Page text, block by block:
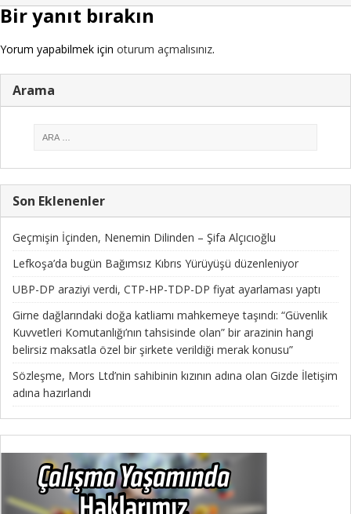
Bir yanıt bırakın
Yorum yapabilmek için oturum açmalısınız.
Arama
Son Eklenenler
Geçmişin İçinden, Nenemin Dilinden – Şifa Alçıcıoğlu
Lefkoşa’da bugün Bağımsız Kıbrıs Yürüyüşü düzenleniyor
UBP-DP araziyi verdi, CTP-HP-TDP-DP fiyat ayarlaması yaptı
Girne dağlarındaki doğa katliamı mahkemeye taşındı: “Güvenlik
Kuvvetleri Komutanlığı’nın tahsisinde olan” bir arazinin hangi
belirsiz maksatla özel bir şirkete verildiği merak konusu”
Sözleşme, Mors Ltd’nin sahibinin kızının adına olan Gizde İletişim
adına hazırlandı